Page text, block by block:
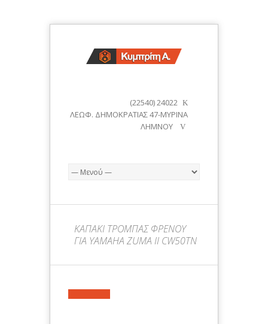
(22540) 24022
ΛΕΩΦ. ΔΗΜΟΚΡΑΤΙΑΣ 47-ΜΥΡΙΝΑ
ΛΗΜΝΟΥ
ΚΑΠΑΚΙ ΤΡΟΜΠΑΣ ΦΡΕΝΟΥ
ΓΙΑ YAMAHA ZUMA II CW50TN